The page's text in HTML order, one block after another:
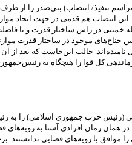
هفته بعد از روز مراسم تنفیذ/ انتصاب) بنی‌صدر را
انتصاب هم قدمی در جهت ایجاد
در راس ساختار قدرت و با فاصله
جناح‌های موجود در ساختار قدرت
جالب این‌جاست که بعد از آن
کل قوا را هیچگاه به
حکمی آیت‌الله بهشتی (رئیس حزب جمهوری اسلامی) را
همان زمان افرادی آشنا به رویه‌های
با رویه‌های قضایی ندانستند.